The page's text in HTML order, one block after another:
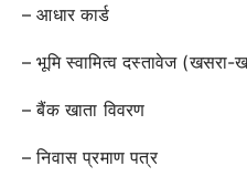
– आधार कार्ड
– भूमि स्वामित्व दस्तावेज (खसरा-
– बैंक खाता विवरण
– निवास प्रमाण पत्र